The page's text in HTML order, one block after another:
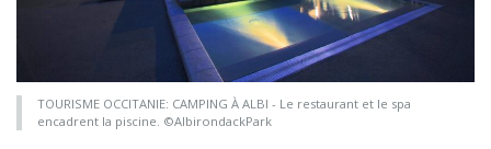
TOURISME OCCITANIE: CAMPING À ALBI - Le restaurant et le spa
encadrent la piscine. ©AlbirondackPark